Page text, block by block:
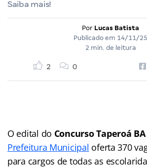
Saiba mais!
Por Lucas Batista
Publicado em 14/11/25
2 min. de leitura
2 0
O edital do ConcursoTaperoá BA
Prefeitura Municipal oferta 370
para cargos de todas as